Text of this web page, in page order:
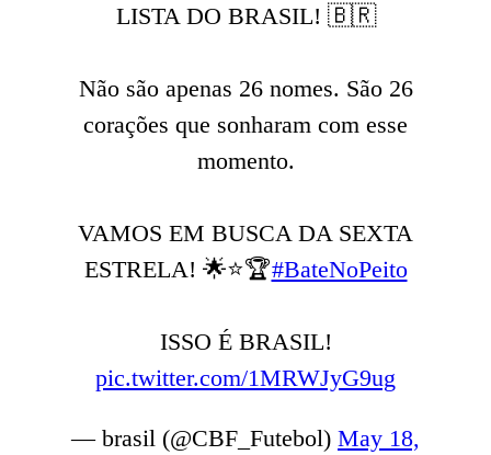
LISTA DO BRASIL! 🇧🇷
Não são apenas 26 nomes. São 26
corações que sonharam com esse
momento.
VAMOS EM BUSCA DA SEXTA
ESTRELA! 🌟⭐🏆#BateNoPeito
ISSO É BRASIL!
pic.twitter.com/1MRWJyG9ug
— brasil (@CBF_Futebol) May 18,